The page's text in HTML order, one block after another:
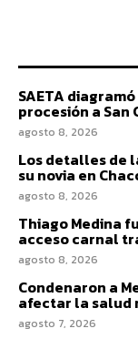
SAETA
procesión a San
agosto 8, 2026
Los detalles de
su novia en
agosto 8, 2026
Thiago Medina
acceso carnal
agosto 8, 2026
Condenaron a
afectar la salud
agosto 7, 2026